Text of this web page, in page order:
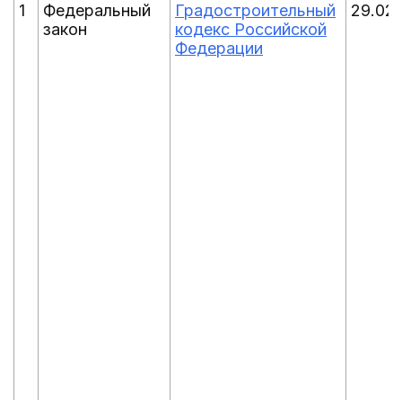
1
Федеральный
закон
Градостроительный
кодекс Российской
Федерации